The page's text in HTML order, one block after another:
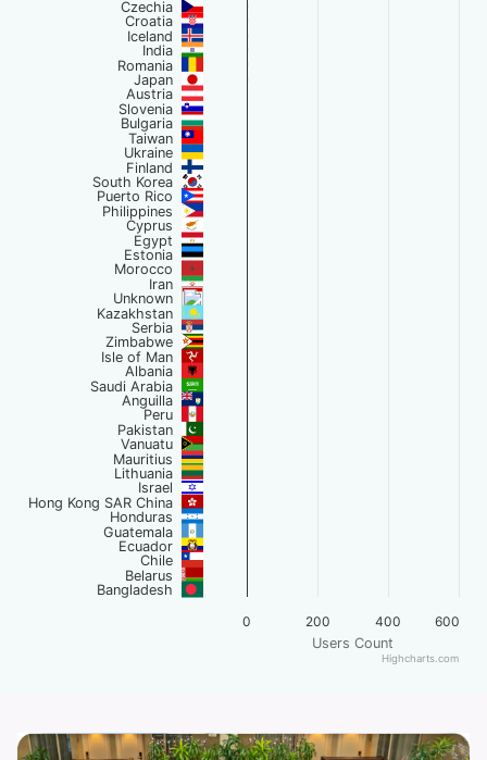
Users Count
0 200 400 600
Czechia
Croatia
Iceland
India
Romania
Japan
Austria
Slovenia
Bulgaria
Taiwan
Ukraine
Finland
South Korea
Puerto Rico
Philippines
Cyprus
Egypt
Estonia
Morocco
Iran
Unknown
Kazakhstan
Serbia
Zimbabwe
Isle of Man
Albania
Saudi Arabia
Anguilla
Peru
Pakistan
Vanuatu
Mauritius
Lithuania
Israel
Hong Kong SAR China
Honduras
Guatemala
Ecuador
Chile
Belarus
Bangladesh
Highcharts.com